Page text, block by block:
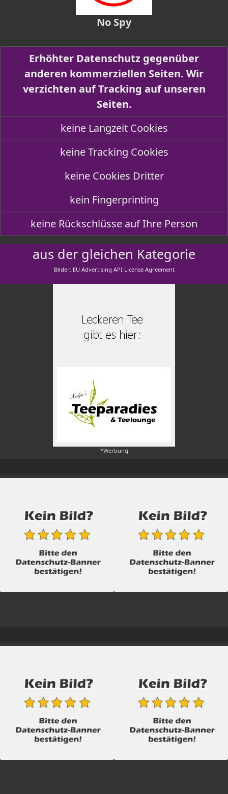
No Spy
Erhöhter Datenschutz gegenüber
anderen kommerziellen Seiten. Wir
verzichten auf Tracking auf unseren
Seiten.
keine Langzeit Cookies
keine Tracking Cookies
keine Cookies Dritter
kein Fingerprinting
keine Rückschlüsse auf Ihre Person
aus der gleichen Kategorie
Bilder: EU Advertising API License Agreement
*Werbung